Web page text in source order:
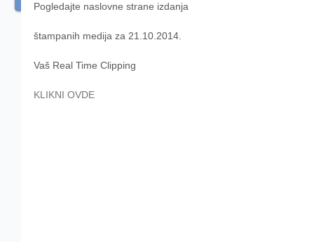
Pogledajte naslovne strane izdanja
štampanih medija za 21.10.2014.
Vaš Real Time Clipping
KLIKNI OVDE